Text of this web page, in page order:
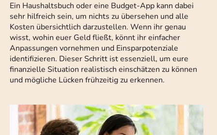
Ein Haushaltsbuch oder eine Budget-App kann dabei
sehr hilfreich sein, um nichts zu übersehen und alle
Kosten übersichtlich darzustellen. Wenn ihr genau
wisst, wohin euer Geld fließt, könnt ihr einfacher
Anpassungen vornehmen und Einsparpotenziale
identifizieren. Dieser Schritt ist essenziell, um eure
finanzielle Situation realistisch einschätzen zu können
und mögliche Lücken frühzeitig zu erkennen.